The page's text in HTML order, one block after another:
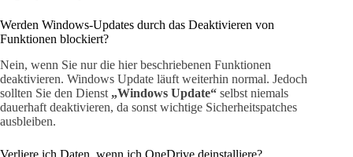
Werden Windows-Updates durch das Deaktivieren von
Funktionen blockiert?
Nein, wenn Sie nur die hier beschriebenen Funktionen
deaktivieren. Windows Update läuft weiterhin normal. Jedoch
sollten Sie den Dienst „Windows Update“ selbst niemals
dauerhaft deaktivieren, da sonst wichtige Sicherheitspatches
ausbleiben.